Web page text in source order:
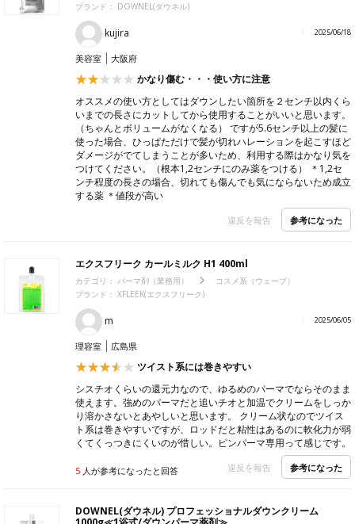
ブランド： DOWNEL(ダウネル)
kujira 2025/06/18
美容室 大阪府
かなり傷む・・・使い方に注意
オススメの使い方としてはダウンしたい箇所を２センチ以内くら
いまでの長さにカットしてから使用することがいいと思います。
（ちゃんとボリュームがなくなる） ですが5.6センチ以上の髪に
使った場合、ひっぱただけで髪が切れハレーションを起こすほど
ダメージがでてしまうことが多いため、利用する際はかなり気を
つけてください。（根本1,2センチにのみ薬をつける） ＊1,2セ
ンチ程度の長さの場合、切れても傷んでも気にならないため成立
する薬 ＊値段が高い
違反を報告 参考になった
エクスフリーク カールミルク H1 400ml
カテゴリ： パーマ剤（業務用）
コスメ系（ウェーブ）
ブランド： XFLEEK(エクスフリーク)
m 2025/06/05
理容室 広島県
ツイスト系には巻きやすい
シスチオくらいの還元力なので、ゆるめのパーマでならそのまま
使えます。強めのパーマだと追いチオと加温でクリームをしっか
り溶かさないとあやしいと思います。 クリーム状なのでツイス
ト系は巻きやすいですが、ロッドだと粘性はあるのに軟化力が弱
くてくっつきにくいのが惜しい。ピンパーマ専用って感じです。
5 人が参考になったと回答 違反を報告 参考になった
DOWNEL(ダウネル) プロフェッショナルダウンクリーム